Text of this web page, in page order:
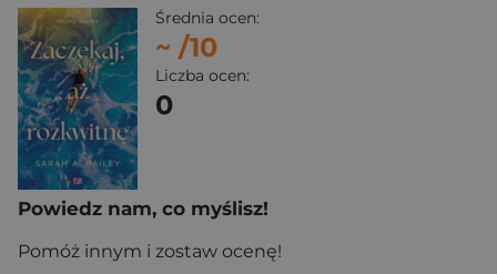
Średnia ocen:
~ /10
Liczba ocen:
0
Powiedz nam, co myślisz!
Pomóż innym i zostaw ocenę!